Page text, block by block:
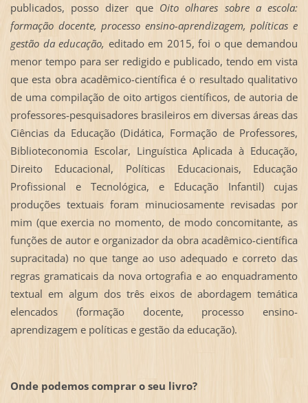
publicados, posso dizer que Oito olhares sobre a escola:
formação docente, processo ensino-aprendizagem, políticas e
gestão da educação, editado em 2015, foi o que demandou
menor tempo para ser redigido e publicado, tendo em vista
que esta obra acadêmico-científica é o resultado qualitativo
de uma compilação de oito artigos científicos, de autoria de
professores-pesquisadores brasileiros em diversas áreas das
Ciências da Educação (Didática, Formação de Professores,
Biblioteconomia Escolar, Linguística Aplicada à Educação,
Direito Educacional, Políticas Educacionais, Educação
Profissional e Tecnológica, e Educação Infantil) cujas
produções textuais foram minuciosamente revisadas por
mim (que exercia no momento, de modo concomitante, as
funções de autor e organizador da obra acadêmico-científica
supracitada) no que tange ao uso adequado e correto das
regras gramaticais da nova ortografia e ao enquadramento
textual em algum dos três eixos de abordagem temática
elencados (formação docente, processo ensino-
aprendizagem e políticas e gestão da educação).
Onde podemos comprar o seu livro?